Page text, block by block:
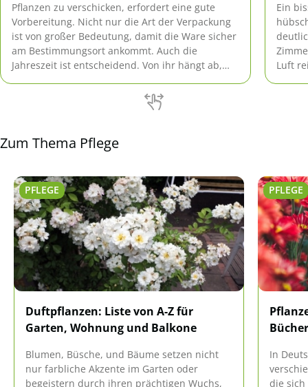
Pflanzen zu verschicken, erfordert eine gute
Vorbereitung. Nicht nur die Art der Verpackung
ist von großer Bedeutung, damit die Ware sicher
am Bestimmungsort ankommt. Auch die
Jahreszeit ist entscheidend. Von ihr hängt ab,
Ein
Luft
Zum Thema Pflege
PFLEGE
Duftpflanzen: Liste von A-Z für
Garten, Wohnung und Balkone
Blumen, Büsche, und Bäume setzen nicht
nur farbliche Akzente im Garten oder
begeistern durch ihren prächtigen Wuchs,
PFLEGE
In
die